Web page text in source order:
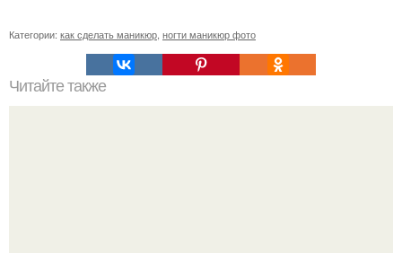
Категории: как сделать маникюр, ногти маникюр фото
Читайте также